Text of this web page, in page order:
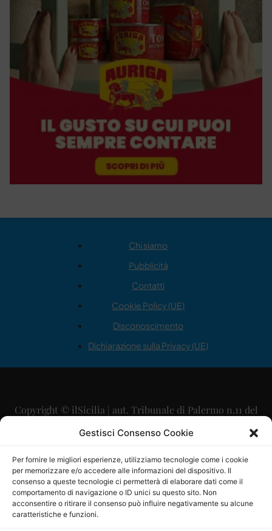
Gestisci Consenso Cookie
Per fornire le migliori esperienze, utilizziamo tecnologie come i cookie
per memorizzare e/o accedere alle informazioni del dispositivo. Il
consenso a queste tecnologie ci permetterà di elaborare dati come il
comportamento di navigazione o ID unici su questo sito. Non
acconsentire o ritirare il consenso può influire negativamente su alcune
caratteristiche e funzioni.
Chi siamo
Pubblicità
Contatti
Cookie Policy (UE)
Disconoscimento
Dichiarazione sulla Privacy (UE)
Copyright © ilSicilia | aut. Tribunale di Palermo n.11 del
29/09/2015
Direttore Editoriale: Maurizio Scaglione
Direttore Responsabile: Maria Calabrese